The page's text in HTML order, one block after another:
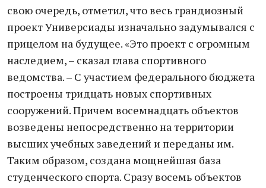
свою очередь, отметил, что весь грандиозный
проект Универсиады изначально задумывался с
прицелом на будущее. «Это проект с огромным
наследием, – сказал глава спортивного
ведомства. – С участием федерального бюджета
построены тридцать новых спортивных
сооружений. Причем восемнадцать объектов
возведены непосредственно на территории
высших учебных заведений и переданы им.
Таким образом, создана мощнейшая база
студенческого спорта. Сразу восемь объектов